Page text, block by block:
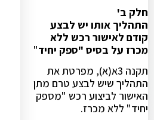
חלק ב'
התהליך אותו יש לבצע
קודם לאישור רכש ללא
מכרז על בסיס "ספק יחיד"
תקנה 3א(א), מפרטת את
התהליך שיש לבצע טרם מתן
האישור לביצוע רכש "מספק
יחיד" ללא מכרז.